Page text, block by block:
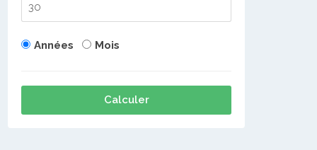
Années Mois
Calculer